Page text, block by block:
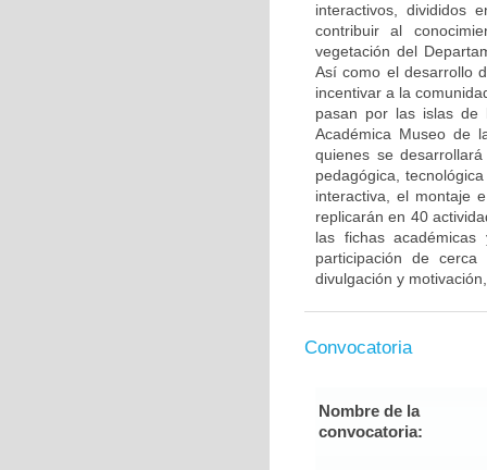
interactivos, divididos
contribuir al
vegetación del
Así como el desarrollo
incentivar a la
pasan por las islas
Académica Museo de
quienes se
pedagógica,
interactiva, el montaje
replicarán en 40
las fichas
participación de
divulgación y
Convocatoria
Nombre de la
convocatoria: